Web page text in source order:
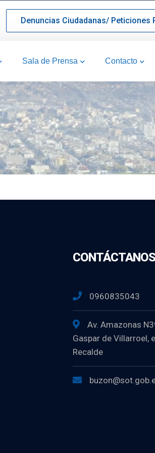
Denuncias Ciudadanas/ Peticiones
Sala de Prensa Contacto
CONTÁCTANOS
0960835043
Av. Amazonas
Gaspar de Villarroel,
Recalde